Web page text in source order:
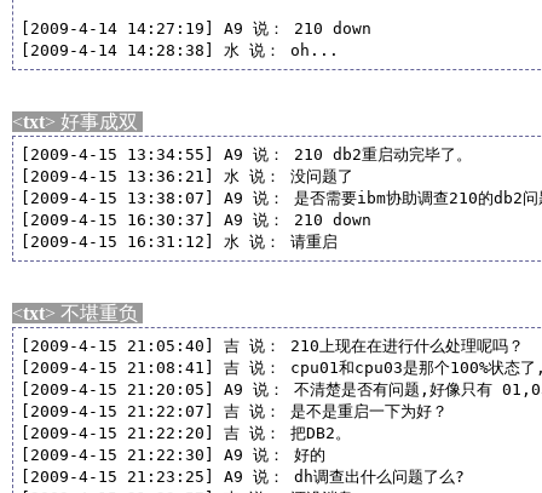
[2009-4-14 14:27:19] A9 说： 210 down
[2009-4-14 14:28:38] 水 说： oh...
<txt> 好事成双
[2009-4-15 13:34:55] A9 说： 210 db2重启动完毕了。
[2009-4-15 13:36:21] 水 说： 没问题了
[2009-4-15 13:38:07] A9 说： 是否需要ibm协助调查210的db2问
[2009-4-15 16:30:37] A9 说： 210 down
[2009-4-15 16:31:12] 水 说： 请重启
<txt> 不堪重负
[2009-4-15 21:05:40] 吉 说： 210上现在在进行什么处理呢吗？
[2009-4-15 21:08:41] 吉 说： cpu01和cpu03是那个100%状态了
[2009-4-15 21:20:05] A9 说： 不清楚是否有问题,好像只有
[2009-4-15 21:22:07] 吉 说： 是不是重启一下为好？
[2009-4-15 21:22:20] 吉 说： 把DB2。
[2009-4-15 21:22:30] A9 说： 好的
[2009-4-15 21:23:25] A9 说： dh调查出什么问题了么?